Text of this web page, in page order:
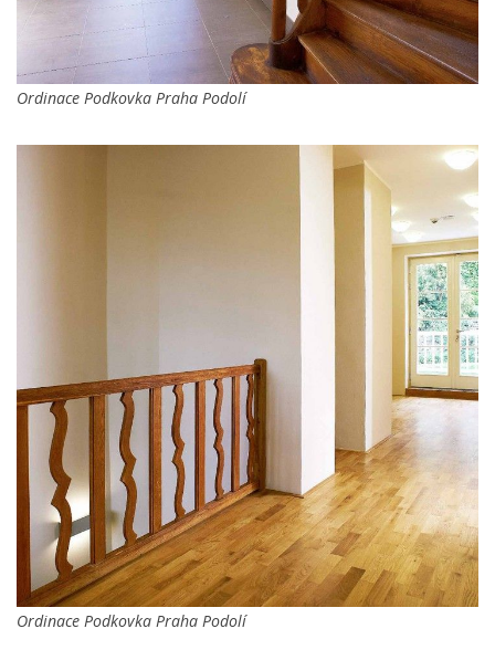
Ordinace Podkovka Praha Podolí
Ordinace Podkovka Praha Podolí